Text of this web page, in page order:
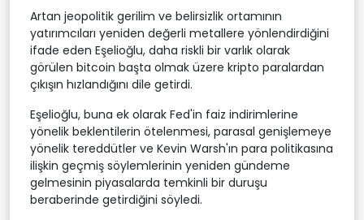
Artan jeopolitik gerilim ve belirsizlik ortamının
yatırımcıları yeniden değerli metallere yönlendirdiğini
ifade eden Eşelioğlu, daha riskli bir varlık olarak
görülen bitcoin başta olmak üzere kripto paralardan
çıkışın hızlandığını dile getirdi.
Eşelioğlu, buna ek olarak Fed'in faiz indirimlerine
yönelik beklentilerin ötelenmesi, parasal genişlemeye
yönelik tereddütler ve Kevin Warsh'ın para politikasına
ilişkin geçmiş söylemlerinin yeniden gündeme
gelmesinin piyasalarda temkinli bir duruşu
beraberinde getirdiğini söyledi.